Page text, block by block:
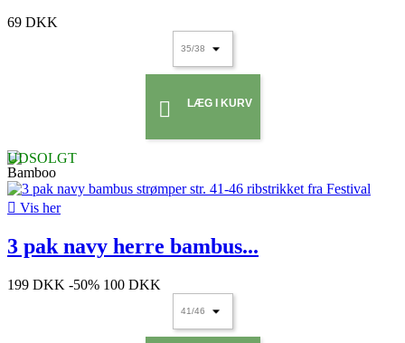
69 DKK
 LÆG I KURV
UDSOLGT
 Vis her
3 pak navy herre bambus...
199 DKK -50% 100 DKK